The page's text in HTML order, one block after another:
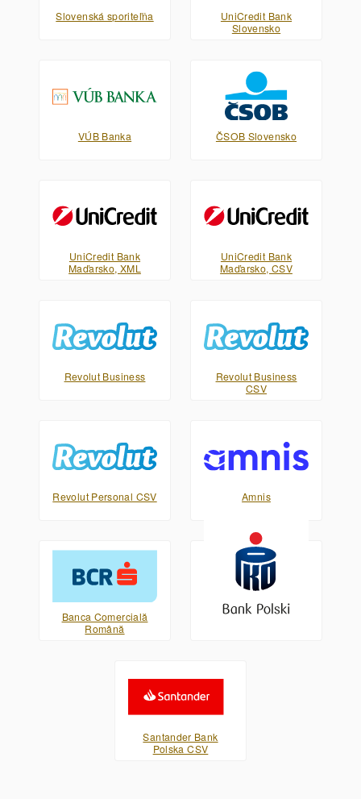
Slovenská sporiteľňa
UniCredit Bank
Slovensko
VÚB Banka ČSOB Slovensko
UniCredit Bank
Maďarsko, XML
UniCredit Bank
Maďarsko, CSV
Revolut Business
Revolut Business
CSV
Revolut Personal CSV Amnis
Banca Comercială
Română
PKO Bank Polski XML
Santander Bank
Polska CSV